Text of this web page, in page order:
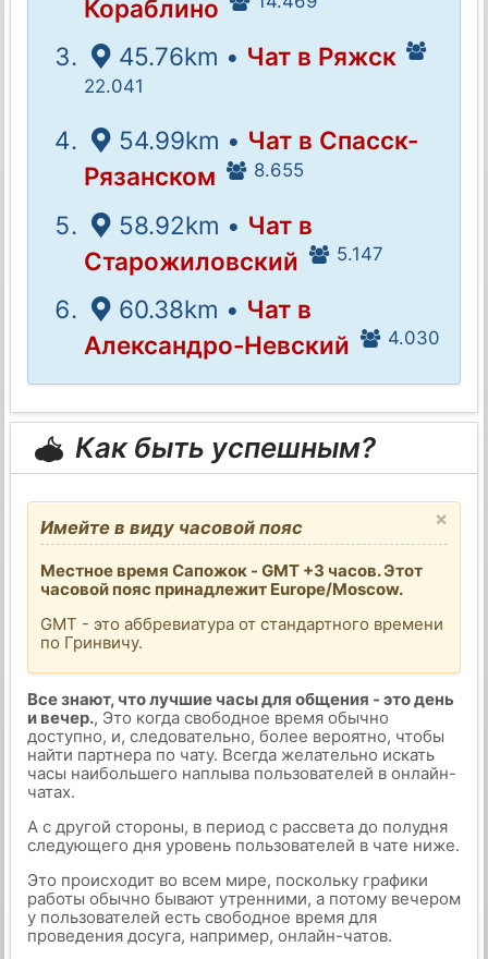
Кораблино
45.76km • Чат в Ряжск
22.041
54.99km • Чат в Спасск-
Рязанском
8.655
58.92km • Чат в
Старожиловский
5.147
60.38km • Чат в
Александро-Невский
4.030
Как быть успешным?
×
Имейте в виду часовой пояс
Местное время Сапожок - GMT +3 часов. Этот
часовой пояс принадлежит Europe/Moscow.
GMT - это аббревиатура от стандартного времени
по Гринвичу.
Все знают, что лучшие часы для общения - это день
и вечер., Это когда свободное время обычно
доступно, и, следовательно, более вероятно, чтобы
найти партнера по чату. Всегда желательно искать
часы наибольшего наплыва пользователей в онлайн-
чатах.
А с другой стороны, в период с рассвета до полудня
следующего дня уровень пользователей в чате ниже.
Это происходит во всем мире, поскольку графики
работы обычно бывают утренними, а потому вечером
у пользователей есть свободное время для
проведения досуга, например, онлайн-чатов.